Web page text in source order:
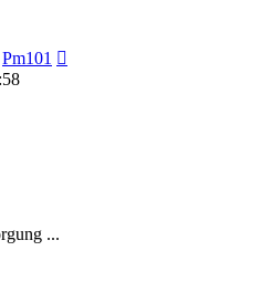
Pm101
...